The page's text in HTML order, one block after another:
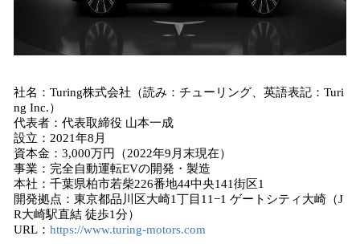
社名：Turing株式会社（読み：チューリング、英語表記：Turi
ng Inc.）
代表者：代表取締役 ⼭本⼀成
設⽴：2021年8⽉
資本⾦：3,000万円（2022年9⽉末現在）
事業：完全自動運転EVの開発・製造
本社：千葉県柏市若柴226番地44中央141街区1
開発拠点：東京都品川区大崎1丁目11−1 ゲートシティ大崎（J
R大崎駅直結 徒歩1分）
URL： https://www.turing-motors.com